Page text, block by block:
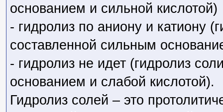
основанием и сильной кислотой)
- гидролиз по аниону и катиону
составленной сильным
- гидролиз не идет (гидролиз
основанием и слабой кислотой).
Гидролиз солей – это